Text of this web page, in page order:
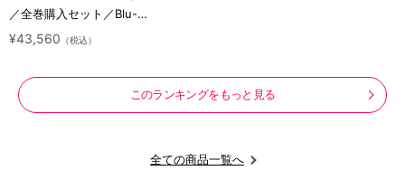
／全巻購入セット／Blu-
ray（アニまるっ！オリジナル
¥43,560 （税込）
このランキングをもっと見る
全ての商品一覧へ